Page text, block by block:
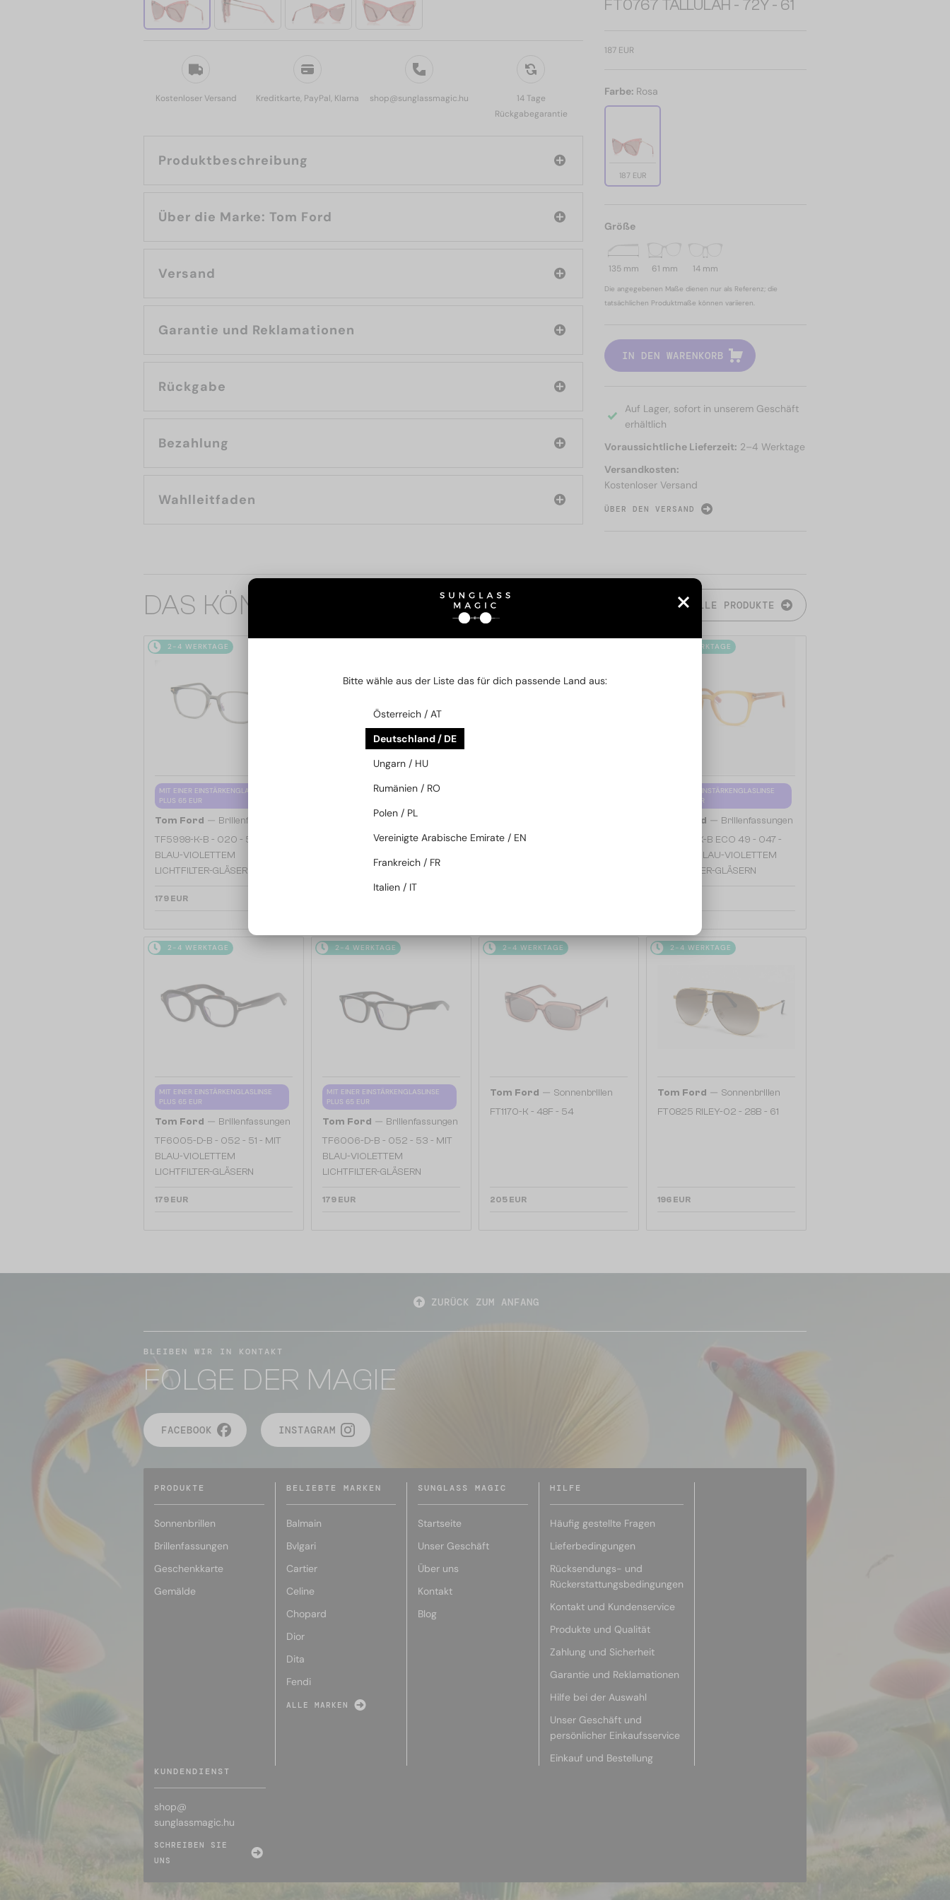
Kostenloser Versand Kreditkarte, PayPal, Klarna shop@sunglassmagic.hu
14 Tage
Rückgabegarantie
Produktbeschreibung
Über die Marke: Tom Ford
Versand
Garantie und Reklamationen
Rückgabe
Bezahlung
Wahlleitfaden
FT0767 TALLULAH - 72Y - 61
187 EUR
Farbe: Rosa
187 EUR
Größe
135 mm 61 mm 14 mm
Die angegebenen Maße dienen nur als Referenz; die
tatsächlichen Produktmaße können variieren.
IN DEN WARENKORB
Auf Lager, sofort in unserem Geschäft
erhältlich
Voraussichtliche Lieferzeit: 2–4 Werktage
Versandkosten:
Kostenloser Versand
ÜBER DEN VERSAND
DAS KÖNNTE SIE AUCH INTERESSIEREN ALLE PRODUKTE
2-4 WERKTAGE
MIT EINER EINSTÄRKENGLASLINSE
PLUS 65 EUR
Tom Ford — Brillenfassungen
TF5998-K-B - 020 - 51 - MIT
BLAU-VIOLETTEM
LICHTFILTER-GLÄSERN
179 EUR
MIT EINER EINSTÄRKENGLASLINSE
— Brillenfassungen
TF5998-K-B ECO - 001 - 51 -
TF5999-K-B - 053 - 49 - MIT
2-4 WERKTAGE
MIT EINER EINSTÄRKENGLASLINSE
PLUS 65 EUR
Tom Ford — Brillenfassungen
TF5999-K-B ECO 49 - 047 -
49 - MIT BLAU-VIOLETTEM
LICHTFILTER-GLÄSERN
2-4 WERKTAGE
MIT EINER EINSTÄRKENGLASLINSE
PLUS 65 EUR
Tom Ford — Brillenfassungen
TF6005-D-B - 052 - 51 - MIT
BLAU-VIOLETTEM
LICHTFILTER-GLÄSERN
179 EUR
2-4 WERKTAGE
MIT EINER EINSTÄRKENGLASLINSE
PLUS 65 EUR
Tom Ford — Brillenfassungen
TF6006-D-B - 052 - 53 - MIT
BLAU-VIOLETTEM
LICHTFILTER-GLÄSERN
179 EUR
2-4 WERKTAGE
Tom Ford — Sonnenbrillen
FT1170-K - 48F - 54
205 EUR
2-4 WERKTAGE
Tom Ford — Sonnenbrillen
FT0825 RILEY-02 - 28B - 61
196 EUR
ZURÜCK ZUM ANFANG
BLEIBEN WIR IN KONTAKT
FOLGE DER MAGIE
FACEBOOK INSTAGRAM
PRODUKTE
Sonnenbrillen
Brillenfassungen
Geschenkkarte
Gemälde
BELIEBTE MARKEN
Balmain
Bvlgari
Cartier
Celine
Chopard
Dior
Dita
Fendi
ALLE MARKEN
SUNGLASS MAGIC
Startseite
Unser Geschäft
Über uns
Kontakt
Blog
HILFE
Häufig gestellte Fragen
Lieferbedingungen
Rücksendungs- und
Rückerstattungsbedingungen
Kontakt und Kundenservice
Produkte und Qualität
Zahlung und Sicherheit
Garantie und Reklamationen
Hilfe bei der Auswahl
Unser Geschäft und
persönlicher Einkaufsservice
Einkauf und Bestellung
KUNDENDIENST
shop@
sunglassmagic.hu
SCHREIBEN SIE
UNS
Bitte wähle aus der Liste das für dich passende Land aus:
Österreich / AT
Deutschland / DE
Ungarn / HU
Rumänien / RO
Polen / PL
Vereinigte Arabische Emirate / EN
Frankreich / FR
Italien / IT